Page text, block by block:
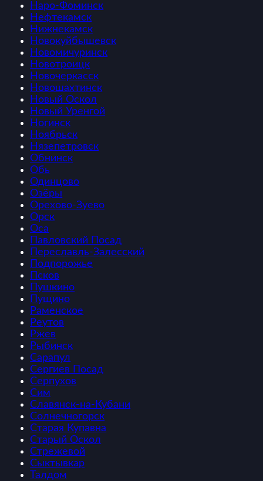
Наро-Фоминск
Нефтекамск
Нижнекамск
Новокуйбышевск
Новомичуринск
Новотроицк
Новочеркасск
Новошахтинск
Новый Оскол
Новый Уренгой
Ногинск
Ноябрьск
Нязепетровск
Обнинск
Обь
Одинцово
Озёры
Орехово-Зуево
Орск
Оса
Павловский Посад
Переславль-Залесский
Подпорожье
Псков
Пушкино
Пущино
Раменское
Реутов
Ржев
Рыбинск
Сарапул
Сергиев Посад
Серпухов
Сим
Славянск-на-Кубани
Солнечногорск
Старая Купавна
Старый Оскол
Стрежевой
Сыктывкар
Талдом